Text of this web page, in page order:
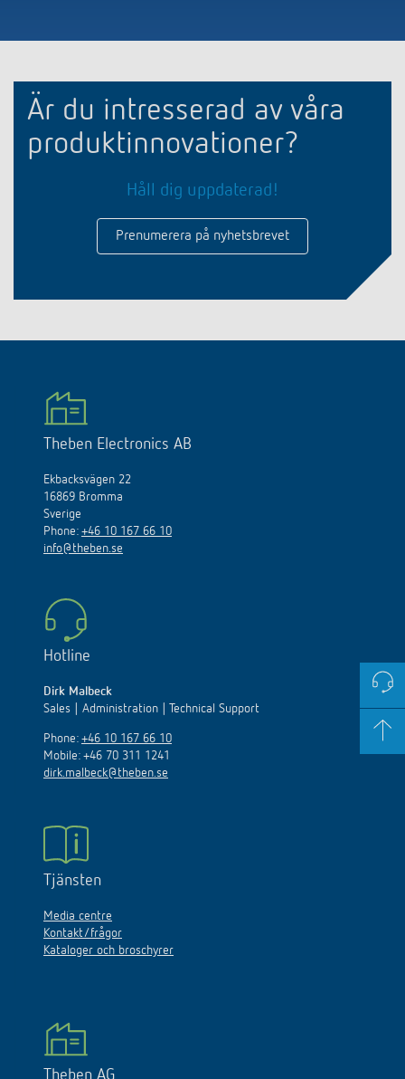
Är du intresserad av våra
produktinnovationer?
Håll dig uppdaterad!
Prenumerera på nyhetsbrevet
Theben Electronics AB
Ekbacksvägen 22
16869 Bromma
Sverige
Phone: +46 10 167 66 10
info@theben.se
Hotline
Dirk Malbeck
Sales | Administration | Technical Support
Phone: +46 10 167 66 10
Mobile: +46 70 311 1241
dirk.malbeck@theben.se
Tjänsten
Media centre
Kontakt/frågor
Kataloger och broschyrer
Theben AG